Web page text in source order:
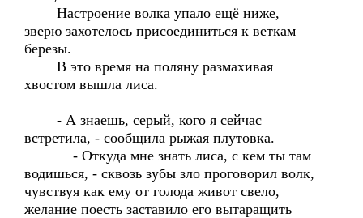
Настроение волка упало ещё ниже,
зверю захотелось присоединиться к веткам
березы.
В это время на поляну размахивая
хвостом вышла лиса.
- А знаешь, серый, кого я сейчас
встретила, - сообщила рыжая плутовка.
- Откуда мне знать лиса, с кем ты там
водишься, - сквозь зубы зло проговорил волк,
чувствуя как ему от голода живот свело,
желание поесть заставило его вытаращить